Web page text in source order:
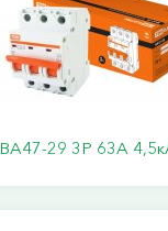
29 3Р 63А